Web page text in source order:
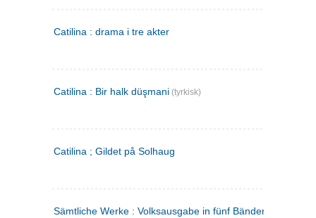
Catilina : drama i tre akter
Catilina : Bir halk düşmani (tyrkisk)
Catilina ; Gildet på Solhaug
Sämtliche Werke : Volksausgabe in fünf Bänden